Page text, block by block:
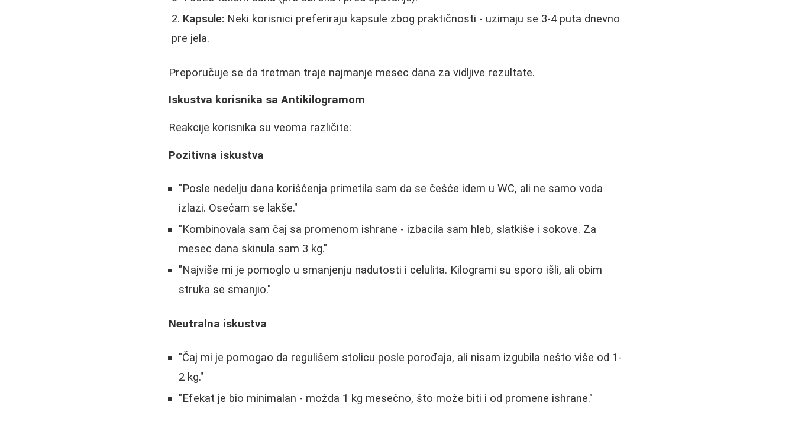
Kapsule: Neki korisnici preferiraju kapsule zbog praktičnosti - uzimaju se 3-4 puta dnevno
pre jela.
Preporučuje se da tretman traje najmanje mesec dana za vidljive rezultate.
Iskustva korisnika sa Antikilogramom
Reakcije korisnika su veoma različite:
Pozitivna iskustva
"Posle nedelju dana korišćenja primetila sam da se češće idem u WC, ali ne samo voda
izlazi. Osećam se lakše."
"Kombinovala sam čaj sa promenom ishrane - izbacila sam hleb, slatkiše i sokove. Za
mesec dana skinula sam 3 kg."
"Najviše mi je pomoglo u smanjenju nadutosti i celulita. Kilogrami su sporo išli, ali obim
struka se smanjio."
Neutralna iskustva
"Čaj mi je pomogao da regulišem stolicu posle porođaja, ali nisam izgubila nešto više od 1-
2 kg."
"Efekat je bio minimalan - možda 1 kg mesečno, što može biti i od promene ishrane."